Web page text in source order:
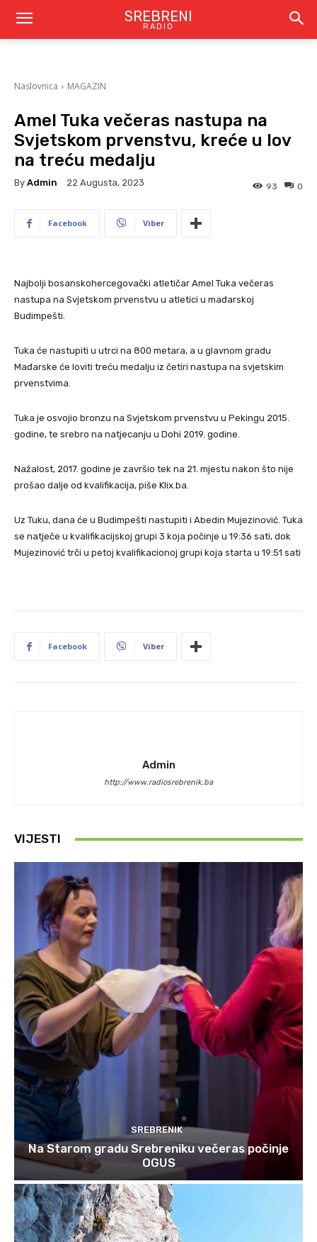
SREBRENI
RADIO
Naslovnica MAGAZIN
Amel Tuka večeras nastupa na
Svjetskom prvenstvu, kreće u lov
na treću medalju
By Admin 22 Augusta, 2023 0
93
Facebook Viber
Najbolji bosanskohercegovački atletičar Amel Tuka večeras
nastupa na Svjetskom prvenstvu u atletici u mađarskoj
Budimpešti.
Tuka će nastupiti u utrci na 800 metara, a u glavnom gradu
Mađarske će loviti treću medalju iz četiri nastupa na svjetskim
prvenstvima.
Tuka je osvojio bronzu na Svjetskom prvenstvu u Pekingu 2015.
godine, te srebro na natjecanju u Dohi 2019. godine.
Nažalost, 2017. godine je završio tek na 21. mjestu nakon što nije
prošao dalje od kvalifikacija, piše Klix.ba.
Uz Tuku, dana će u Budimpešti nastupiti i Abedin Mujezinović. Tuka
se natječe u kvalifikacijskoj grupi 3 koja počinje u 19:36 sati, dok
Mujezinović trči u petoj kvalifikacionoj grupi koja starta u 19:51 sati
Facebook Viber
Admin
http://www.radiosrebrenik.ba
VIJESTI
SREBRENIK
Na Starom gradu Srebreniku večeras počinje
OGUS